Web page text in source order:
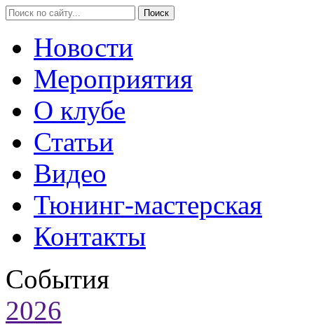
Новости
Мероприятия
О клубе
Статьи
Видео
Тюнинг-мастерская
Контакты
События
2026